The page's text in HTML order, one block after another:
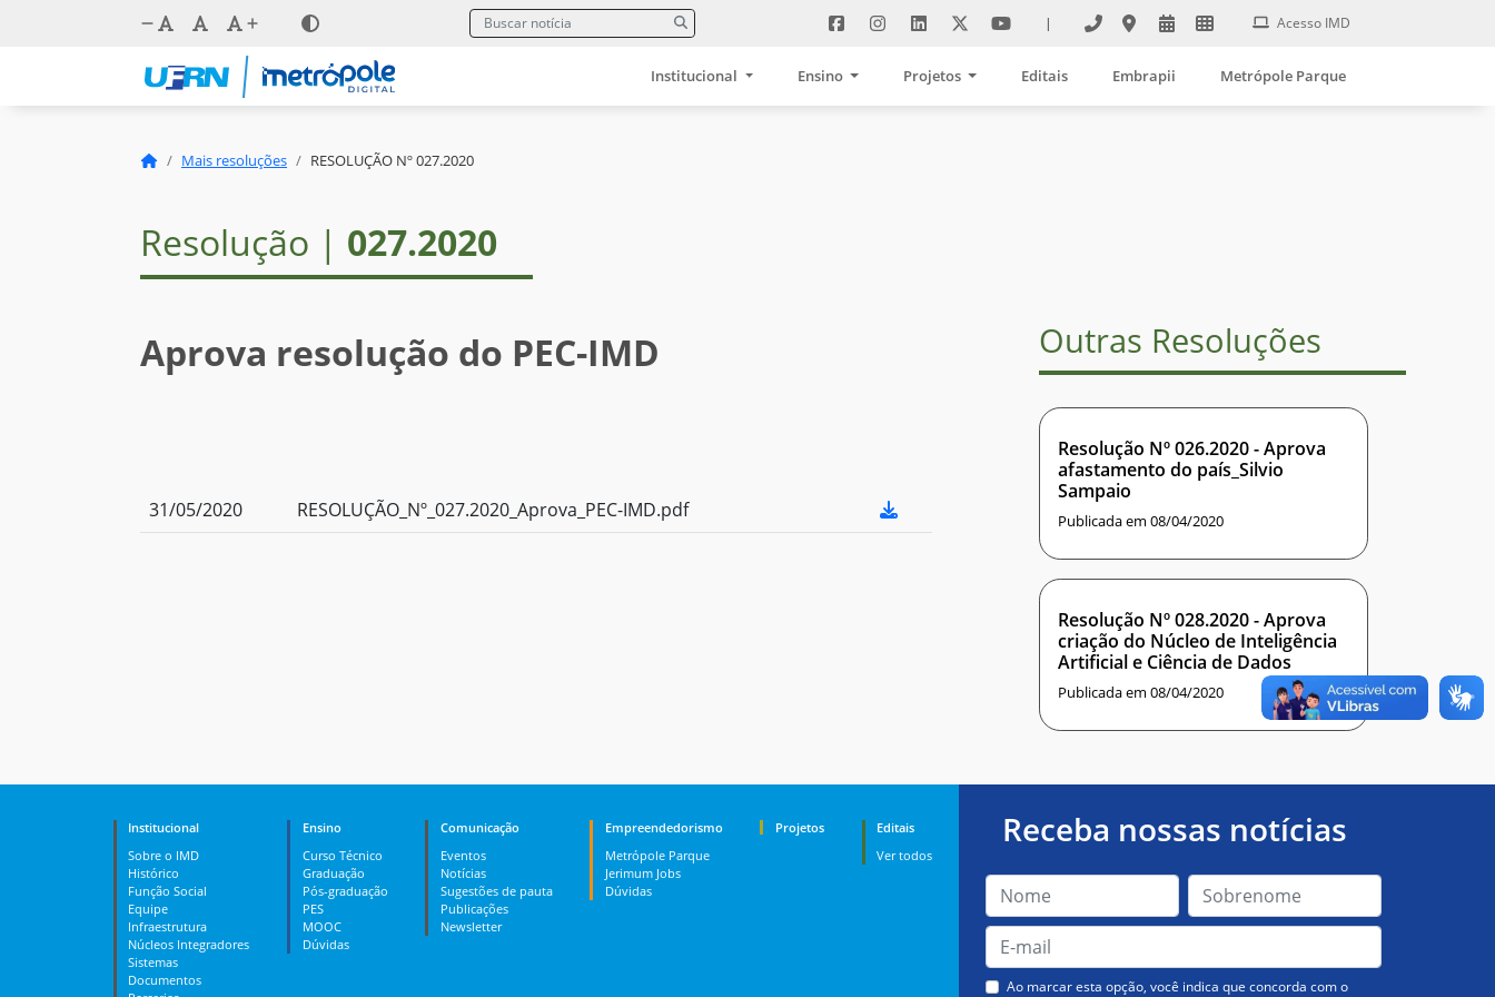
| Acesso IMD
Institucional Ensino Projetos Editais Embrapii Metrópole Parque
Mais resoluções RESOLUÇÃO Nº 027.2020
Resolução | 027.2020
Aprova resolução do PEC-IMD
31/05/2020 RESOLUÇÃO_Nº_027.2020_Aprova_PEC-IMD.pdf
Outras Resoluções
Resolução Nº 026.2020 - Aprova
afastamento do país_Silvio
Sampaio
Publicada em 08/04/2020
Resolução Nº 028.2020 - Aprova
criação do Núcleo de Inteligência
Artificial e Ciência de Dados
Publicada em 08/04/2020
Institucional
Sobre o IMD
Histórico
Função Social
Equipe
Infraestrutura
Núcleos Integradores
Sistemas
Documentos
Ensino
Curso Técnico
Graduação
Pós-graduação
PES
MOOC
Dúvidas
Comunicação
Eventos
Notícias
Sugestões de pauta
Publicações
Newsletter
Empreendedorismo
Metrópole Parque
Jerimum Jobs
Dúvidas
Projetos
Editais
Ver todos
Receba nossas notícias
Ao marcar esta opção, você indica que concorda com o